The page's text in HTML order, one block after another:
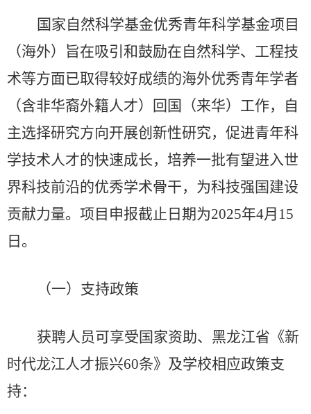
国家自然科学基金优秀青年科学基金项目
（海外）旨在吸引和鼓励在自然科学、工程技
术等方面已取得较好成绩的海外优秀青年学者
（含非华裔外籍人才）回国（来华）工作，自
主选择研究方向开展创新性研究，促进青年科
学技术人才的快速成长，培养一批有望进入世
界科技前沿的优秀学术骨干，为科技强国建设
贡献力量。 项目申报截止日期为2025年4月15
日 。
（一）支持政策
获聘人员可享受国家资助、黑龙江省《新
时代龙江人才振兴60条》及学校相应政策支
持：